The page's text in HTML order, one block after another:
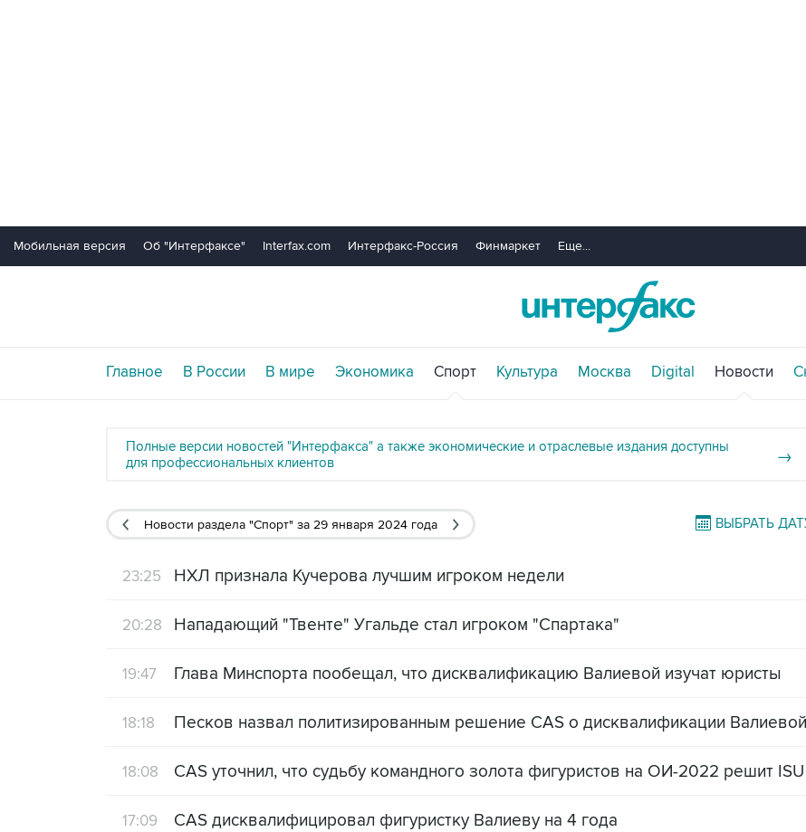
Мобильная версия Об "Интерфаксе" Interfax.com Интерфакс-Россия Финмаркет Еще...
Главное В России В мире Экономика Спорт Культура Москва Digital Новости
Полные версии новостей "Интерфакса" а также экономические и отраслевые издания доступны
для профессиональных клиентов
→
Новости раздела "Спорт" за 29 января 2024 года ВЫБРАТЬ
23:25 НХЛ признала Кучерова лучшим игроком недели
20:28 Нападающий "Твенте" Угальде стал игроком "Спартака"
19:47 Глава Минспорта пообещал, что дисквалификацию Валиевой изучат юристы
18:18 Песков назвал политизированным решение CAS о дисквалификации Валиевой
18:08 CAS уточнил, что судьбу командного золота фигуристов на ОИ-2022 решит ISU
17:09 CAS дисквалифицировал фигуристку Валиеву на 4 года